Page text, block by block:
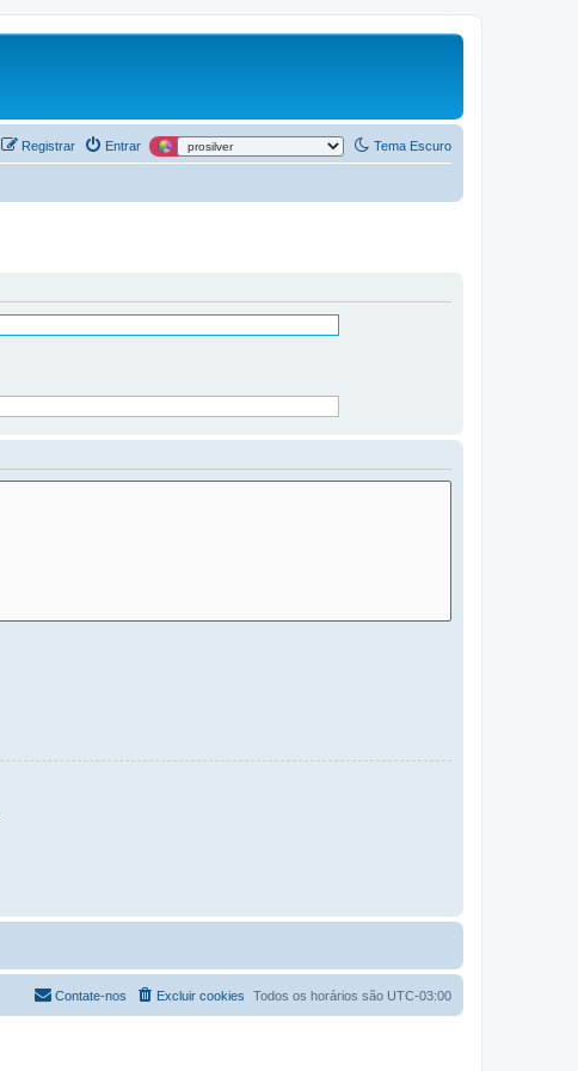
Tema Escuro
Entrar
Registrar
Todos os horários são UTC-03:00
Excluir cookies
Contate-nos